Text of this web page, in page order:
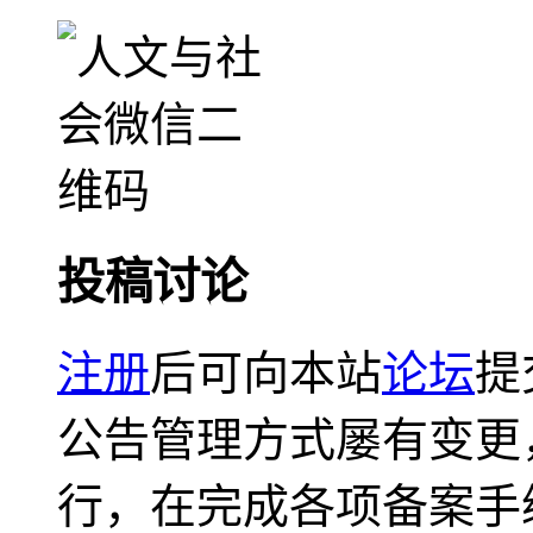
投稿讨论
注册后可向本站论坛提
公告管理方式屡有变
行，在完成各项备案